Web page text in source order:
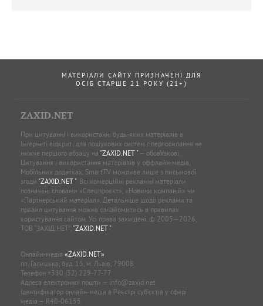
МАТЕРІАЛИ САЙТУ ПРИЗНАЧЕНІ ДЛЯ
ОСІБ СТАРШЕ 21 РОКУ (21+)
ZAXID.NET
При цитуванні і використанні будь-яких матеріалів в
Інтернеті відкриті для пошукових систем гіперпосилання не
нижче першого абзацу на "ZAXID.NET "— обов’язкові.
Цитування і використання матеріалів у оффлайн-медіа,
Мобільних додатках, SmartTV можливе лише з письмової
згоди "ZAXID.NET ". Всі комерційні рекламні матеріали
позначені словами «Спецпроєкт», «Новини компаній» чи
«Партнерський матеріал». Детальніше щодо реклами та
правил цитування можна ознайомитись в правилах
користування сайтом. Усі права захищені. © 2005—2026,
ТОВ “ЗАХІД.НЕТ”, "ZAXID.NET ".
Онлайн-медіа «ZAXID.NET»
пл. Галицька, буд. 15, м. Львів, 79008
Телефон +380 (32) 229-77-77
Адреса електронної пошти — info@zaxid.net
Ідентифікатор онлайн-медіа в Реєстрі суб'єктів у сфері
медіа — R40-06155